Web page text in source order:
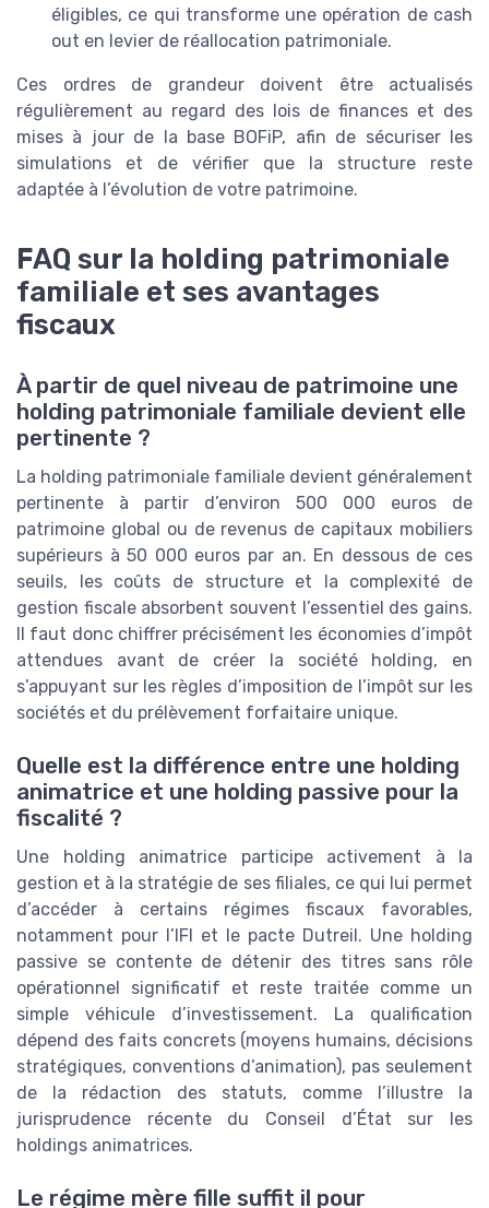
éligibles, ce qui transforme une opération de cash
out en levier de réallocation patrimoniale.
Ces ordres de grandeur doivent être actualisés
régulièrement au regard des lois de finances et des
mises à jour de la base BOFiP, afin de sécuriser les
simulations et de vérifier que la structure reste
adaptée à l’évolution de votre patrimoine.
FAQ sur la holding patrimoniale
familiale et ses avantages
fiscaux
À partir de quel niveau de patrimoine une
holding patrimoniale familiale devient elle
pertinente ?
La holding patrimoniale familiale devient généralement
pertinente à partir d’environ 500 000 euros de
patrimoine global ou de revenus de capitaux mobiliers
supérieurs à 50 000 euros par an. En dessous de ces
seuils, les coûts de structure et la complexité de
gestion fiscale absorbent souvent l’essentiel des gains.
Il faut donc chiffrer précisément les économies d’impôt
attendues avant de créer la société holding, en
s’appuyant sur les règles d’imposition de l’impôt sur les
sociétés et du prélèvement forfaitaire unique.
Quelle est la différence entre une holding
animatrice et une holding passive pour la
fiscalité ?
Une holding animatrice participe activement à la
gestion et à la stratégie de ses filiales, ce qui lui permet
d’accéder à certains régimes fiscaux favorables,
notamment pour l’IFI et le pacte Dutreil. Une holding
passive se contente de détenir des titres sans rôle
opérationnel significatif et reste traitée comme un
simple véhicule d’investissement. La qualification
dépend des faits concrets (moyens humains, décisions
stratégiques, conventions d’animation), pas seulement
de la rédaction des statuts, comme l’illustre la
jurisprudence récente du Conseil d’État sur les
holdings animatrices.
Le régime mère fille suffit il pour